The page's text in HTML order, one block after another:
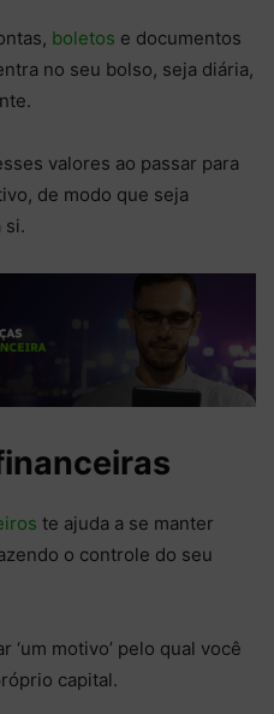
boletos e documentos
no seu bolso, seja diária,
valores ao passar para
de modo que seja
si.
te ajuda a se manter
o controle do seu
‘um motivo’ pelo qual você
capital.